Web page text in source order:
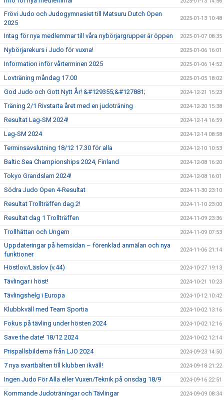
Frövi Judo och Judogymnasiet till Matsuru Dutch Open
2025
2025-01-13 10:48
Intag för nya medlemmar till våra nybörjargrupper är öppen 2025-01-07 08:35
Nybörjarekurs i Judo för vuxna! 2025-01-06 16:01
Information inför vårterminen 2025 2025-01-06 14:52
Lovträning måndag 17.00 2025-01-05 18:02
God Judo och Gott Nytt År! &#129355;&#127881; 2024-12-21 15:23
Träning 2/1 Rivstarta året med en judoträning 2024-12-20 15:38
Resultat Lag-SM 2024! 2024-12-14 16:59
Lag-SM 2024 2024-12-14 08:58
Terminsavslutning 18/12 17.30 för alla 2024-12-10 10:53
Baltic Sea Championships 2024, Finland 2024-12-08 16:20
Tokyo Grandslam 2024! 2024-12-08 16:01
Södra Judo Open 4-Resultat 2024-11-30 23:10
Resultat Trollträffen dag 2! 2024-11-10 23:00
Resultat dag 1 Trollträffen 2024-11-09 23:36
Trollhättan och Ungern 2024-11-09 07:53
Uppdateringar på hemsidan – förenklad anmälan och nya
funktioner
2024-11-06 21:14
Höstlov/Läslov (v.44) 2024-10-27 19:13
Tävlingar i höst! 2024-10-21 10:23
Tävlingshelg i Europa 2024-10-12 10:42
Klubbkväll med Team Sportia 2024-10-02 13:16
Fokus på tävling under hösten 2024 2024-10-02 12:16
Save the date! 18/12 2024 2024-10-02 12:14
Prispallsbilderna från LJO 2024 2024-09-23 14:50
7 nya svartbälten till klubben ikväll! 2024-09-18 21:22
Ingen Judo För Alla eller Vuxen/Teknik på onsdag 18/9 2024-09-16 22:51
Kommande Judoträningar och Tävlingar 2024-09-09 08:34